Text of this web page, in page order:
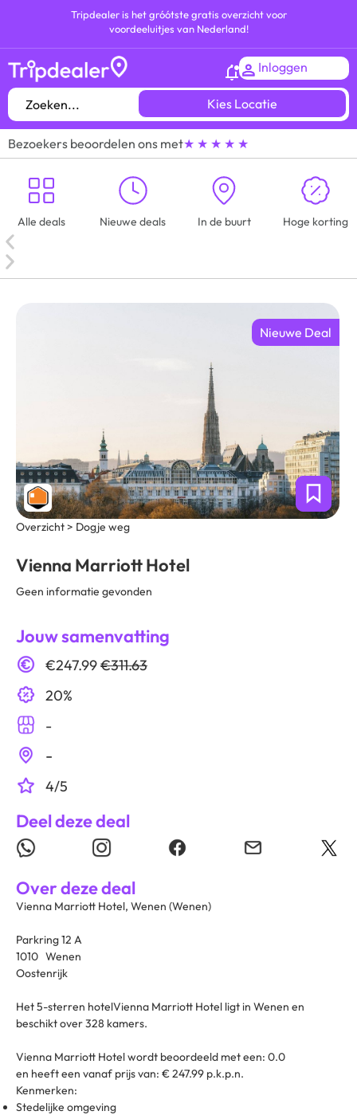
Tripdealer is het gróótste gratis overzicht voor
voordeeluitjes van Nederland!
Inloggen
Kies Locatie
Bezoekers beoordelen ons met★ ★ ★ ★ ★
Alle deals Nieuwe deals In de buurt Hoge korting
Nieuwe Deal
Overzicht > Dogje weg
Vienna Marriott Hotel
Geen informatie gevonden
Jouw samenvatting
€247.99€311.63
20%
-
-
4/5
Deel deze deal
Over deze deal
Vienna Marriott Hotel, Wenen (Wenen)
Parkring 12 A
1010 Wenen
Oostenrijk
Het 5-sterren hotelVienna Marriott Hotel ligt in Wenen en
beschikt over 328 kamers.
Vienna Marriott Hotel wordt beoordeeld met een: 0.0
en heeft een vanaf prijs van: € 247.99 p.k.p.n.
Kenmerken:
Stedelijke omgeving